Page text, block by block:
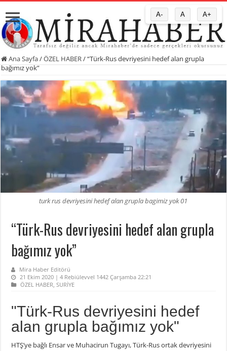
Ana Sayfa/ÖZEL HABER /“Türk-Rus devriyesini hedef alan grupla
bağımız yok”
turk rus devriyesini hedef alan grupla bagimiz yok 01
“Türk-Rus devriyesini hedef alan grupla
bağımız yok”
Mira Haber Editörü
21 Ekim 2020 | 4 Rebiülevvel 1442 Çarşamba 22:21
ÖZEL HABER,SURİYE
"Türk-Rus devriyesini hedef
alan grupla bağımız yok"
HTŞ’ye bağlı Ensar ve Muhacirun Tugayı, Türk-Rus ortak devriyesini
A- A A+